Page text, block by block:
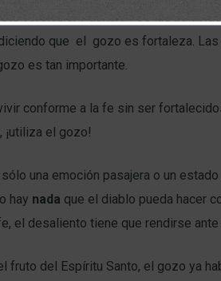
versículo, y quitáramos las
que el gozo es fortaleza.
es tan importante.
conforme a la fe sin ser
el gozo!
una emoción pasajera o un
hay nada que el diablo pueda hacer
el desaliento tiene que rendirse
fruto del Espíritu Santo, el gozo ya